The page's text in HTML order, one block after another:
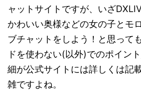
ャットサイトですが、いざ
かわいい奥様などの女の子とモ
ブチャットをしよう！と思って
ドを使わない(以外)でのポイン
細が公式サイトには詳しくは記
雑ですよね。